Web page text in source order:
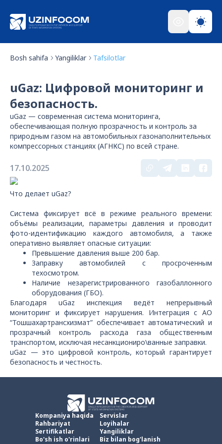
Bosh sahifa Yangiliklar Tafsilotlar
uGaz: Цифровой мониторинг и
безопасность.
uGaz — современная система мониторинга,
обеспечивающая полную прозрачность и контроль за
природным газом на автомобильных газонаполнительных
компрессорных станциях (АГНКС) по всей стране.
17.10.2025
Что делает uGaz?
Система фиксирует всё в режиме реального времени:
объёмы реализации, параметры давления и проводит
фото-идентификацию каждого автомобиля, а также
оперативно выявляет опасные ситуации:
Превышение давления выше 200 бар.
Заправку автомобилей с просроченным
техосмотром.
Наличие незарегистрированного газобаллонного
оборудования (ГБО).
Благодаря uGaz инспекция ведёт непрерывный
мониторинг и фиксирует нарушения. Интеграция с АО
“Тошшахартрансхизмат” обеспечивает автоматический и
прозрачный контроль расхода газа общественным
транспортом, исключая несанкциониро\ванные заправки.
uGaz — это цифровой контроль, который гарантирует
безопасность и честность.
Kompaniya haqida
Rahbariyat
Sertifikatlar
Bo'sh ish o'rinlari
Servislar
Loyihalar
Yangiliklar
Biz bilan bog'lanish